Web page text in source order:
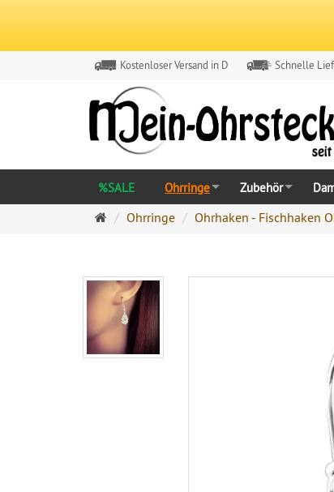
Kostenloser Versand in D Schnelle
%SALE Ohrringe Zubehör
Ohrringe
Ohrringe Ohrhaken - Fischhaken